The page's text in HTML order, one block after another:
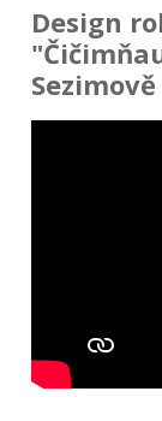
Design